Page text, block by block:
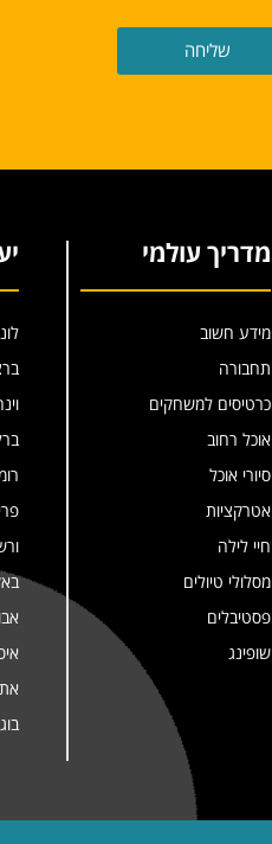
שליחה
מדריך עולמי
מידע חשוב
תחבורה
כרטיסים למשחקים
אוכל רחוב
סיורי אוכל
אטרקציות
חיי לילה
מסלולי טיולים
פסטיבלים
שופינג